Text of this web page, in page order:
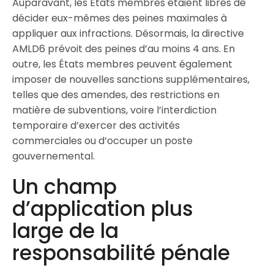
décider eux-mêmes des peines maximales à
appliquer aux infractions. Désormais, la directive
AMLD6 prévoit des peines d’au moins 4 ans. En
outre, les États membres peuvent également
imposer de nouvelles sanctions supplémentaires,
telles que des amendes, des restrictions en
matière de subventions, voire l’interdiction
temporaire d’exercer des activités
commerciales ou d’occuper un poste
gouvernemental.
Un champ
d’application plus
large de la
responsabilité pénale